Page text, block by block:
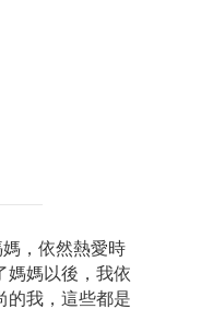
，依然熱愛時
媽媽以後，我依
的我，這些都是